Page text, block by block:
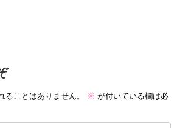
ることはありません。 ※ が付いている欄は必